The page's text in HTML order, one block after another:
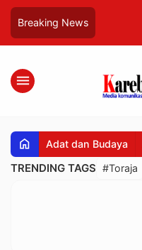
Breaking News
menu
home Adat dan Budaya
TRENDING TAGS #Toraja